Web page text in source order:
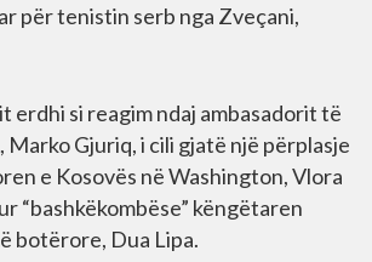
për tenistin serb nga Zveçani,
erdhi si reagim ndaj ambasadorit të
Marko Gjuriq, i cili gjatë një përplasje
e Kosovës në Washington, Vlora
“bashkëkombëse” këngëtaren
botërore, Dua Lipa.